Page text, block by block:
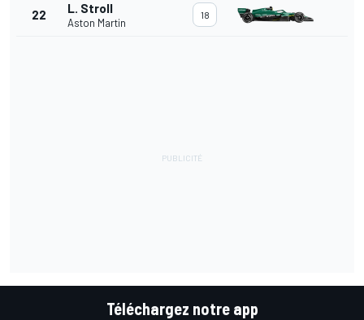
22 L. Stroll
Aston Martin
18
Téléchargez notre app